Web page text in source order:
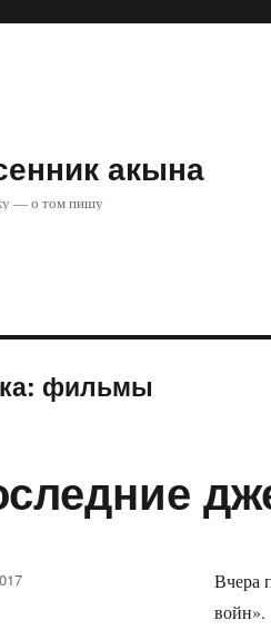
акына
— о том пишу
фильмы
Вчера
войн».